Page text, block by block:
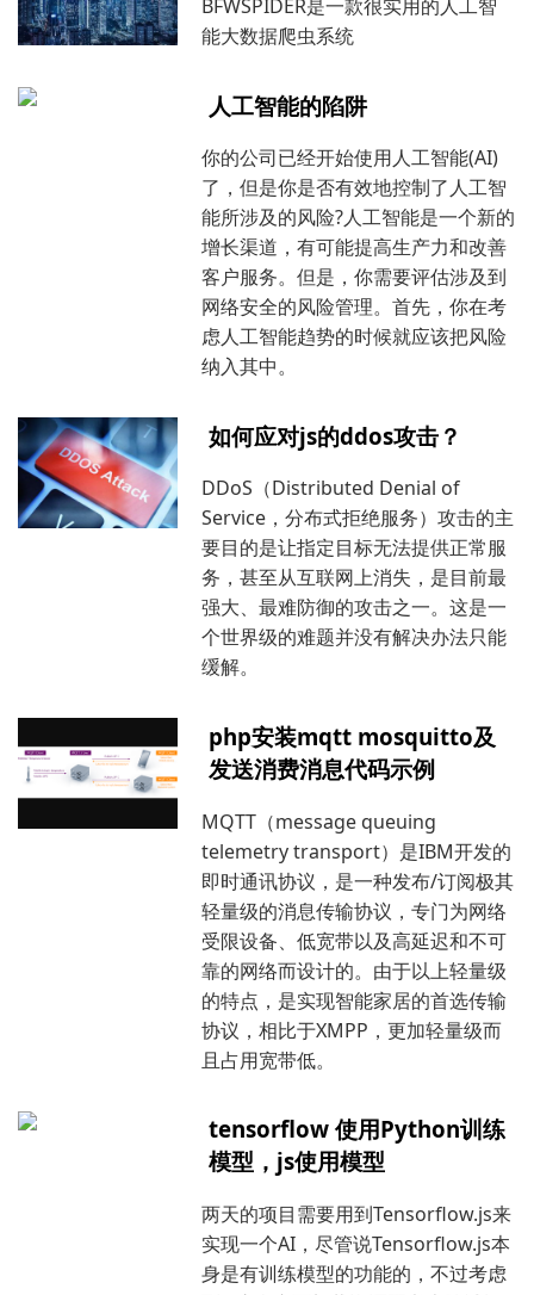
BFWSPIDER是一款很实用的人工智
能大数据爬虫系统
人工智能的陷阱
你的公司已经开始使用人工智能(AI)
了，但是你是否有效地控制了人工智
能所涉及的风险?人工智能是一个新的
增长渠道，有可能提高生产力和改善
客户服务。但是，你需要评估涉及到
网络安全的风险管理。首先，你在考
虑人工智能趋势的时候就应该把风险
纳入其中。
如何应对js的ddos攻击？
DDoS（Distributed Denial of
Service，分布式拒绝服务）攻击的主
要目的是让指定目标无法提供正常服
务，甚至从互联网上消失，是目前最
强大、最难防御的攻击之一。这是一
个世界级的难题并没有解决办法只能
缓解。
php安装mqtt mosquitto及
发送消费消息代码示例
MQTT（message queuing
telemetry transport）是IBM开发的
即时通讯协议，是一种发布/订阅极其
轻量级的消息传输协议，专门为网络
受限设备、低宽带以及高延迟和不可
靠的网络而设计的。由于以上轻量级
的特点，是实现智能家居的首选传输
协议，相比于XMPP，更加轻量级而
且占用宽带低。
tensorflow 使用Python训练
模型，js使用模型
两天的项目需要用到Tensorflow.js来
实现一个AI，尽管说Tensorflow.js本
身是有训练模型的功能的，不过考虑